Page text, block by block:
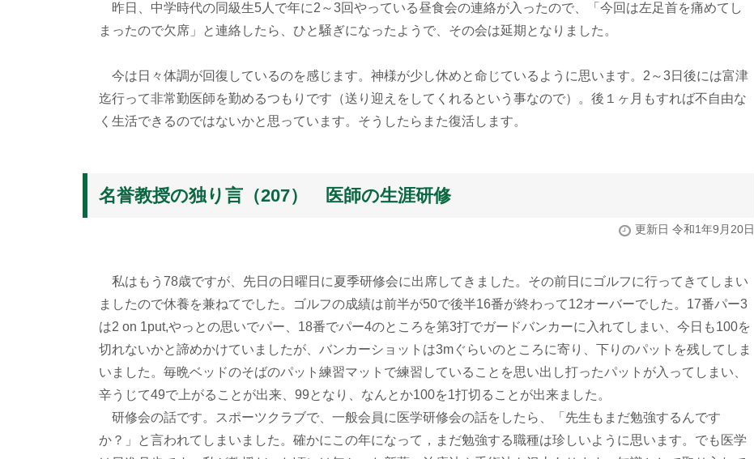
昨日、中学時代の同級生5人で年に2～3回やっている昼食会の連絡が入ったので、「今回は左足首を痛めてし
まったので欠席」と連絡したら、ひと騒ぎになったようで、その会は延期となりました。
今は日々体調が回復しているのを感じます。神様が少し休めと命じているように思います。2～3日後には富津
迄行って非常勤医師を勤めるつもりです（送り迎えをしてくれるという事なので）。後１ヶ月もすれば不自由な
く生活できるのではないかと思っています。そうしたらまた復活します。
名誉教授の独り言（207） 医師の生涯研修
更新日 令和1年9月20日
私はもう78歳ですが、先日の日曜日に夏季研修会に出席してきました。その前日にゴルフに行ってきてしまい
ましたので休養を兼ねてでした。ゴルフの成績は前半が50で後半16番が終わって12オーバーでした。17番パー3
は2 on 1put,やっとの思いでパー、18番でパー4のところを第3打でガードバンカーに入れてしまい、今日も100を
切れないかと諦めかけていましたが、バンカーショットは3mぐらいのところに寄り、下りのパットを残してしま
いました。毎晩ベッドのそばのパット練習マットで練習していることを思い出し打ったパットが入ってしまい、
辛うじて49で上がることが出来、99となり、なんとか100を1打切ることが出来ました。
研修会の話です。スポーツクラブで、一般会員に医学研修会の話をしたら、「先生もまだ勉強するんです
か？」と言われてしまいました。確かにこの年になって，まだ勉強する職種は珍しいように思います。でも医学